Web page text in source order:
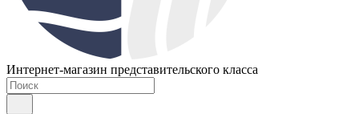
Интернет-магазин представительского класса